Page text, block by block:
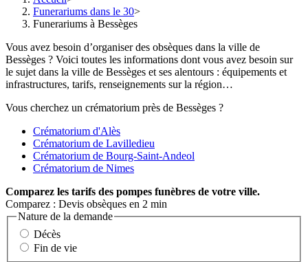
Funerariums dans le 30
Funerariums à Bessèges
Vous avez besoin d’organiser des obsèques dans la ville de
Bessèges ? Voici toutes les informations dont vous avez besoin sur
le sujet dans la ville de Bessèges et ses alentours : équipements et
infrastructures, tarifs, renseignements sur la région…
Vous cherchez un crématorium près de Bessèges ?
Crématorium d'Alès
Crématorium de Lavilledieu
Crématorium de Bourg-Saint-Andeol
Crématorium de Nimes
Comparez les tarifs des pompes funèbres de votre ville.
Comparez : Devis obsèques en 2 min
Nature de la demande
Décès
Fin de vie